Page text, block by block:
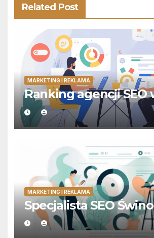
Related Post
MARKETING I REKLAMA
Ranking agencji SEO
MARKETING I REKLAMA
Specjalista SEO